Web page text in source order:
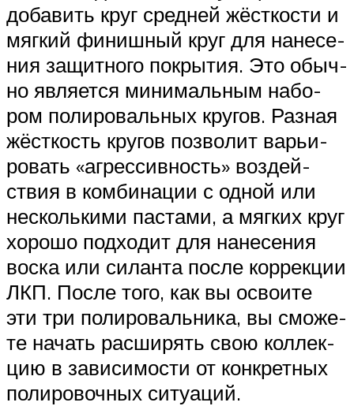
доба­вить круг сред­ней жёст­ко­сти и
мяг­кий финиш­ный круг для нане­се­
ния защит­но­го покры­тия. Это обыч­
но явля­ет­ся мини­маль­ным набо­
ром поли­ро­валь­ных кру­гов. Раз­ная
жёст­кость кру­гов поз­во­лит варьи­
ро­вать «агрес­сив­ность» воз­дей­
ствия в ком­би­на­ции с одной или
несколь­ки­ми пас­та­ми, а мяг­ких круг
хоро­шо под­хо­дит для нане­се­ния
вос­ка или силан­та после кор­рек­ции
ЛКП. После того, как вы осво­и­те
эти три поли­ро­валь­ни­ка, вы смо­же­
те начать рас­ши­рять свою кол­лек­
цию в зави­си­мо­сти от кон­крет­ных
поли­ро­воч­ных ситуаций.